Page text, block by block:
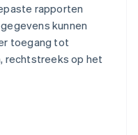
rapporten
kunnen
toegang tot
rechtstreeks op het